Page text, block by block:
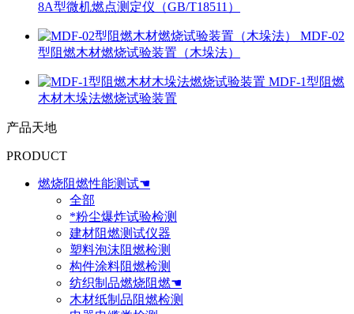
8A型微机燃点测定仪（GB/T18511）
MDF-02
型阻燃木材燃烧试验装置（木垛法）
MDF-1型阻燃
木材木垛法燃烧试验装置
产品天地
PRODUCT
燃烧阻燃性能测试☚
全部
*粉尘爆炸试验检测
建材阻燃测试仪器
塑料泡沫阻燃检测
构件涂料阻燃检测
纺织制品燃烧阻燃☚
木材纸制品阻燃检测